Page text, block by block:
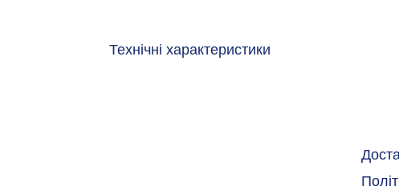
Технічні характеристики